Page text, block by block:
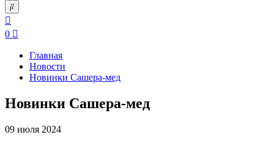
0
Главная
Новости
Новинки Сашера-мед
Новинки Сашера-мед
09 июля 2024